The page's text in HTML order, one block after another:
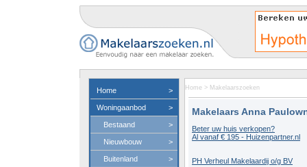
Home >
Woningaanbod >
Bestaand >
Nieuwbouw >
Buitenland >
Home > Makelaarszoeken
Makelaars Anna
Beter uw huis verkopen?
Al vanaf € 195 - Huizenpartner.nl
PH Verheul Makelaardij o/g BV